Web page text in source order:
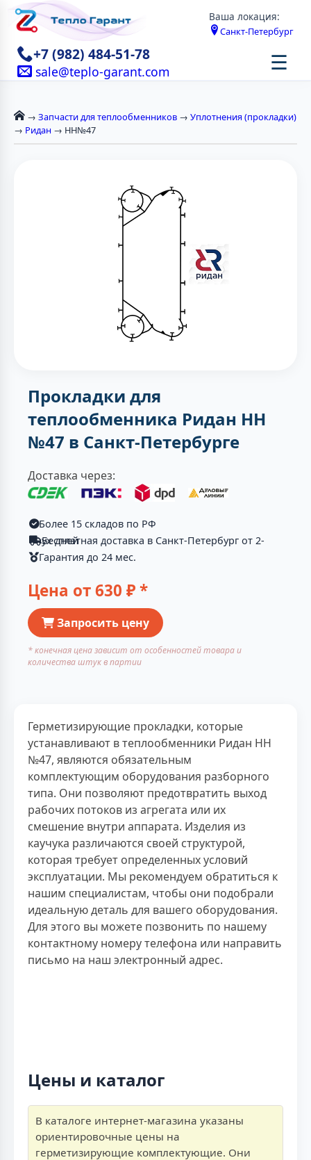
Ваша локация:
Санкт-Петербург
+7 (982) 484-51-78
sale@teplo-garant.com ☰
→ Запчасти для теплообменников → Уплотнения (прокладки)
→ Ридан → НН№47
Прокладки для
теплообменника Ридан НН
№47 в Санкт-Петербурге
Доставка через:
Более 15 складов по РФ
Бесплатная доставка в Санкт-Петербург от 2-ух дней
Гарантия до 24 мес.
Цена от630 ₽ *
Запросить цену
* конечная цена зависит от особенностей товара и
количества штук в партии
Герметизирующие прокладки, которые
устанавливают в теплообменники Ридан НН
№47, являются обязательным
комплектующим оборудования разборного
типа. Они позволяют предотвратить выход
рабочих потоков из агрегата или их
смешение внутри аппарата. Изделия из
каучука различаются своей структурой,
которая требует определенных условий
эксплуатации. Мы рекомендуем обратиться к
нашим специалистам, чтобы они подобрали
идеальную деталь для вашего оборудования.
Для этого вы можете позвонить по нашему
контактному номеру телефона или направить
письмо на наш электронный адрес.
Цены и каталог
В каталоге интернет-магазина указаны
ориентировочные цены на
герметизирующие комплектующие. Они